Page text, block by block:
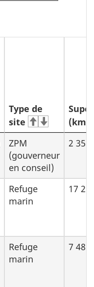
Type de
site
(km
ZPM
(gouverneur
en conseil)
2 358
Refuge
marin
17
Refuge
marin
7 485